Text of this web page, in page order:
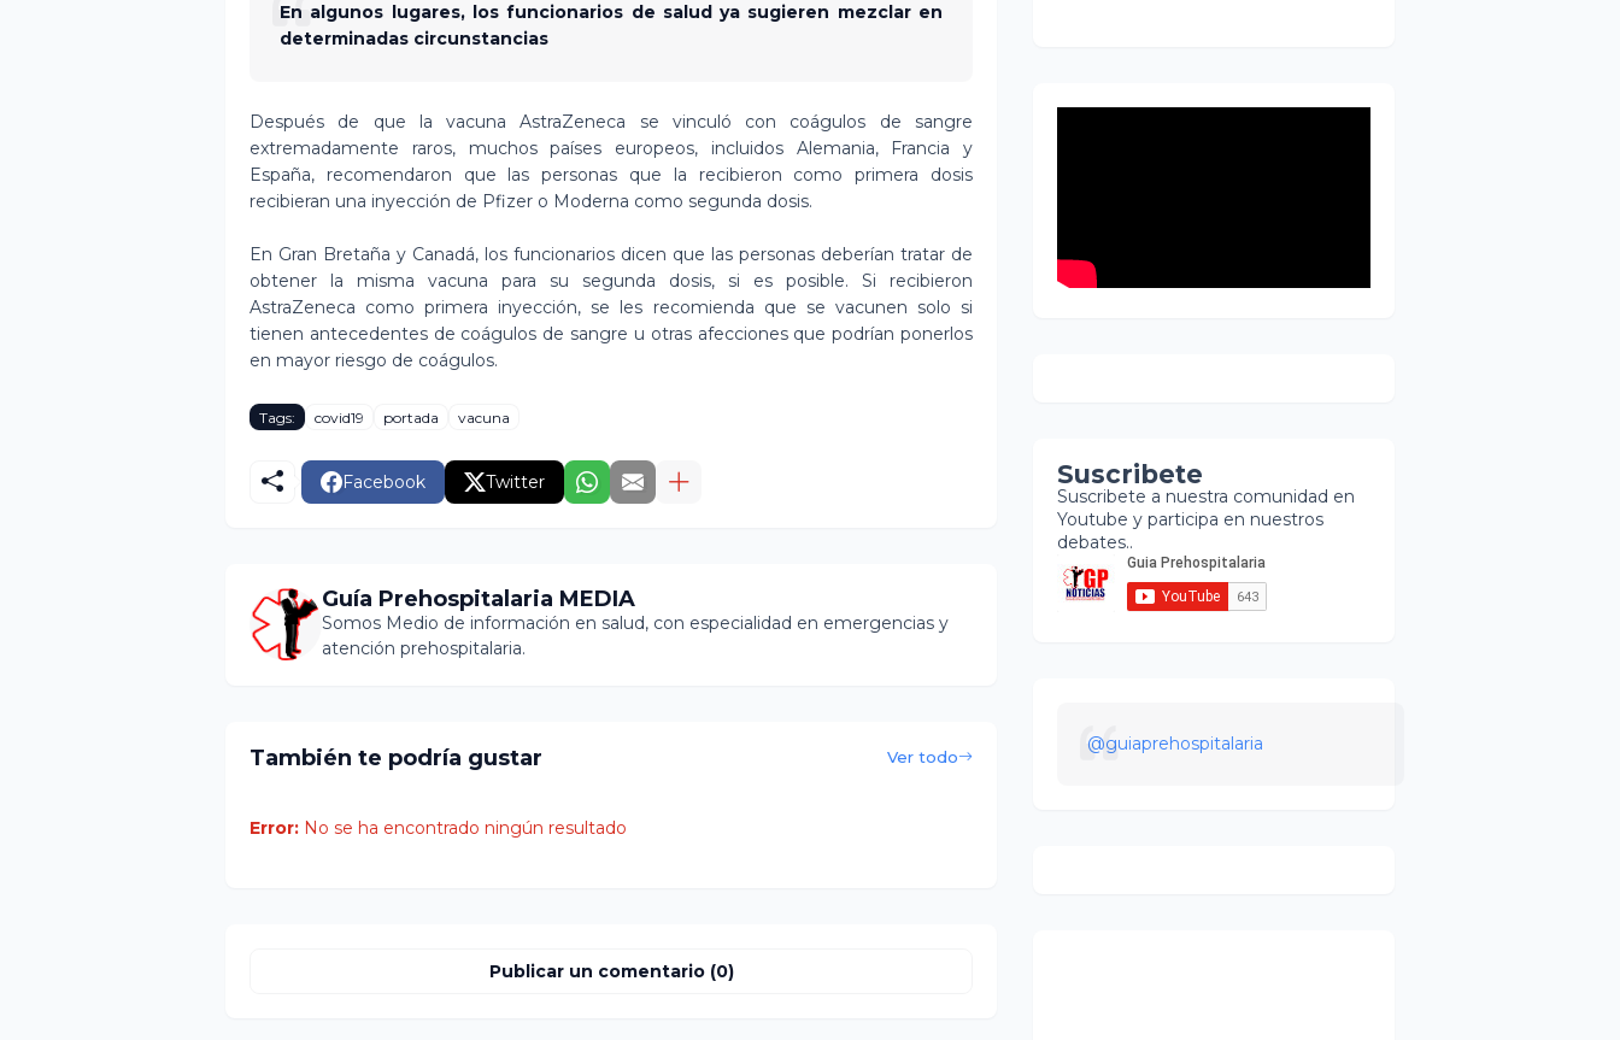
En algunos lugares, los funcionarios de salud ya sugieren mezclar en
determinadas circunstancias
Después de que la vacuna AstraZeneca se vinculó con coágulos de sangre
extremadamente raros, muchos países europeos, incluidos Alemania, Francia y
España, recomendaron que las personas que la recibieron como primera dosis
recibieran una inyección de Pfizer o Moderna como segunda dosis.
En Gran Bretaña y Canadá, los funcionarios dicen que las personas deberían tratar de
obtener la misma vacuna para su segunda dosis, si es posible. Si recibieron
AstraZeneca como primera inyección, se les recomienda que se vacunen solo si
tienen antecedentes de coágulos de sangre u otras afecciones que podrían ponerlos
en mayor riesgo de coágulos.
Tags: covid19 portada vacuna
Facebook Twitter
Guía Prehospitalaria MEDIA
Somos Medio de información en salud, con especialidad en emergencias y
atención prehospitalaria.
También te podría gustar Ver todo
Error: No se ha encontrado ningún resultado
Publicar un comentario (0)
Suscribete
Suscribete a nuestra comunidad en
Youtube y participa en nuestros
debates..
@guiaprehospitalaria